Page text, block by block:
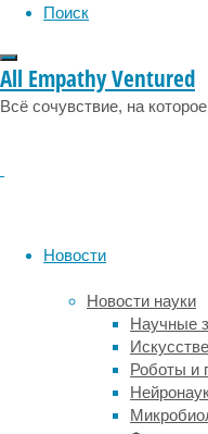
Поиск
All Empathy Ventured
Всё сочувствие, на
Новости
Новости науки
Научные
Роботы и
данного
оснащения:
или
образца.
На
них